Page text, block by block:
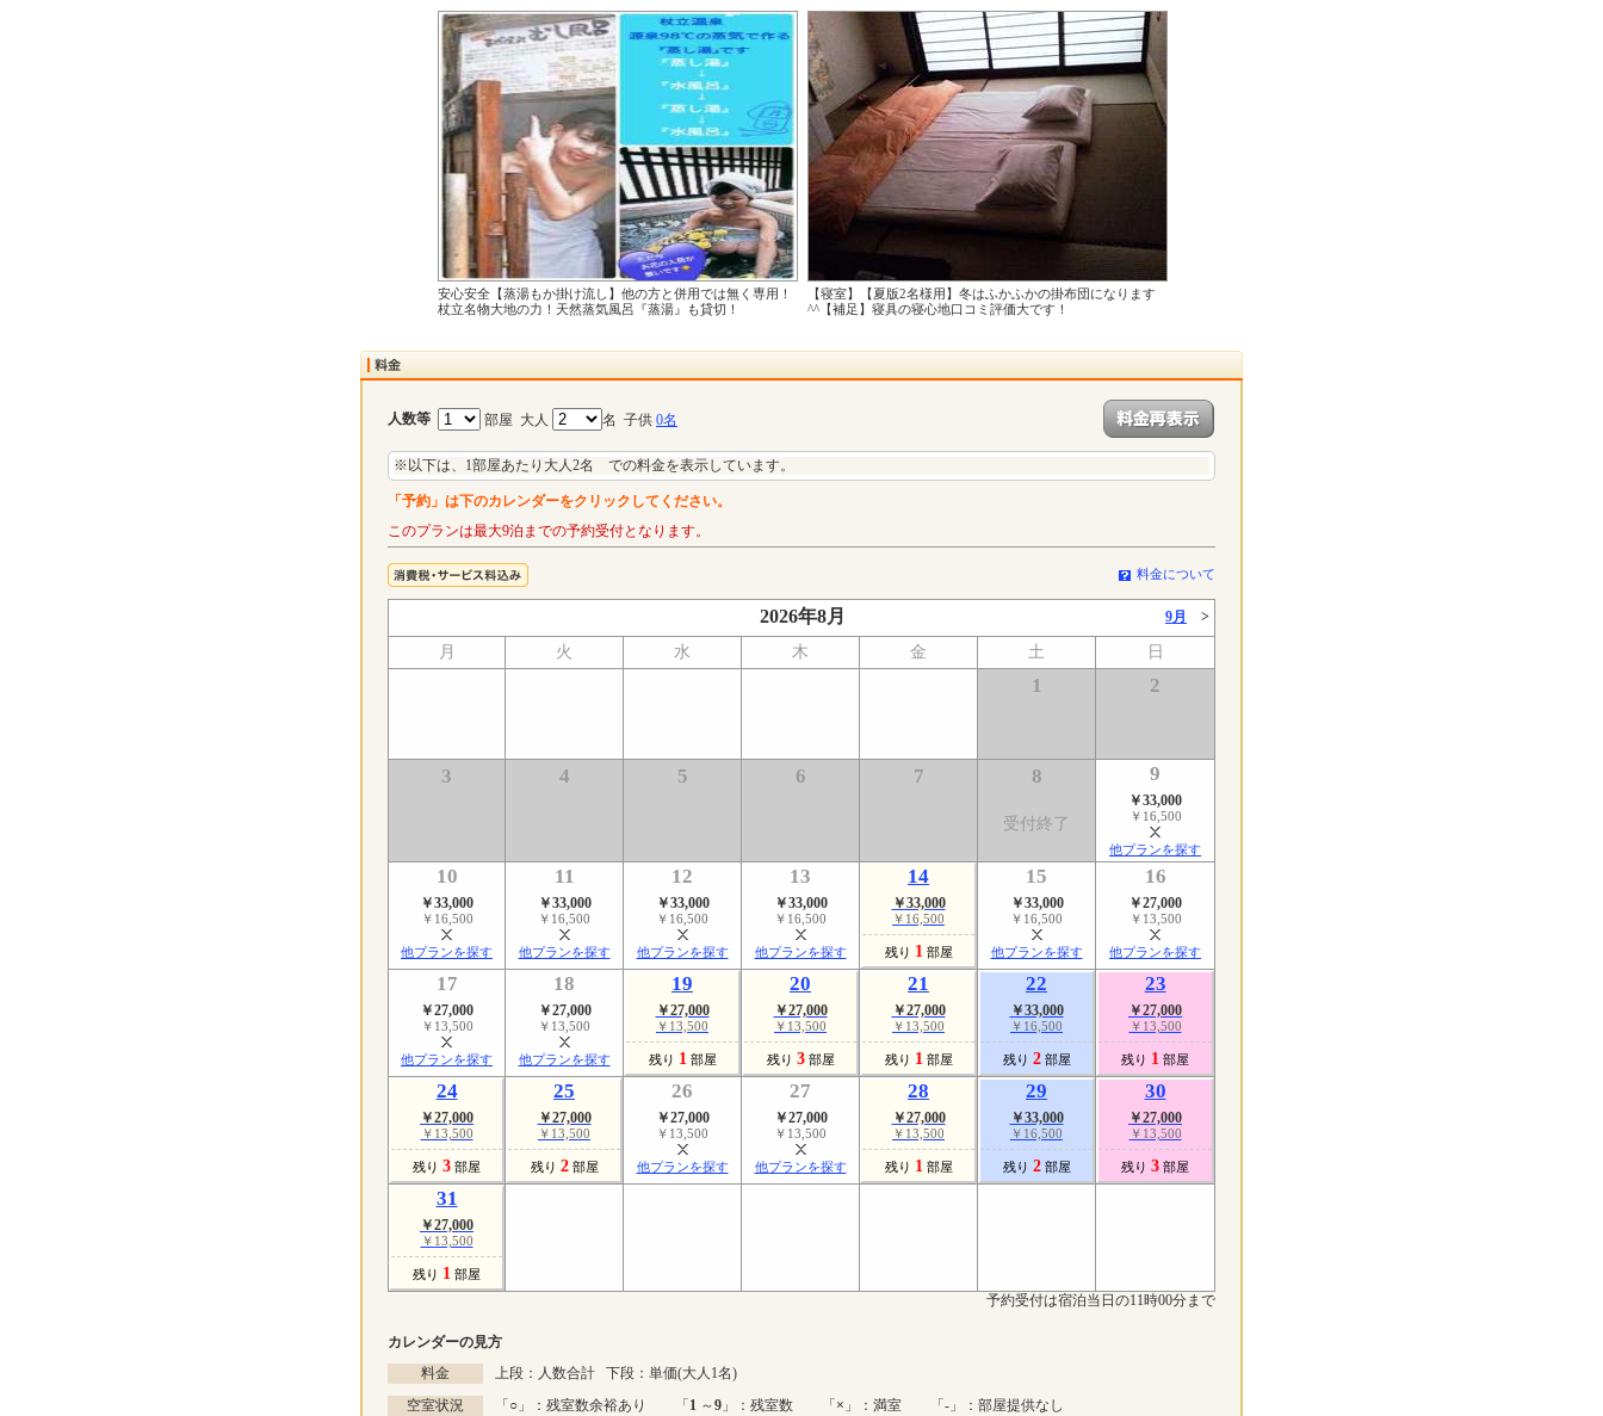
安心安全【蒸湯もか掛け流し】他の方と併用では無く専用！
杖立名物大地の力！天然蒸気風呂『蒸湯』も貸切！
【寝室】【夏版2名様用】冬はふかふかの掛布団になります
^^【補足】寝具の寝心地口コミ評価大です！
人数等 部屋 大人 名 子供 0名
※以下は、1部屋あたり大人2名 での料金を表示しています。
「予約」は下のカレンダーをクリックしてください。
このプランは最大9泊までの予約受付となります。
料金について
2026年8月 9月 >
月 火 水 木 金 土 日
1 2
3 4 5 6 7 8
受付終了
9
￥33,000
￥16,500
他プランを探す
10
￥33,000
￥16,500
他プランを探す
11
￥33,000
￥16,500
他プランを探す
12
￥33,000
￥16,500
他プランを探す
13
￥33,000
￥16,500
他プランを探す
14
￥33,000
￥16,500
残り 1 部屋
15
￥33,000
￥16,500
他プランを探す
16
￥27,000
￥13,500
他プランを探す
17
￥27,000
￥13,500
他プランを探す
18
￥27,000
￥13,500
他プランを探す
19
￥27,000
￥13,500
残り 1 部屋
20
￥27,000
￥13,500
残り 3 部屋
21
￥27,000
￥13,500
残り 1 部屋
22
￥33,000
￥16,500
残り 2 部屋
23
￥27,000
￥13,500
残り 1 部屋
24
￥27,000
￥13,500
残り 3 部屋
25
￥27,000
￥13,500
残り 2 部屋
26
￥27,000
￥13,500
他プランを探す
27
￥27,000
￥13,500
他プランを探す
28
￥27,000
￥13,500
残り 1 部屋
29
￥33,000
￥16,500
残り 2 部屋
30
￥27,000
￥13,500
残り 3 部屋
31
￥27,000
￥13,500
残り 1 部屋
予約受付は宿泊当日の11時00分まで
カレンダーの見方
料金
上段：人数合計 下段：単価(大人1名)
空室状況
「 ○ 」：残室数余裕あり 「 1 ～9 」：残室数 「 × 」：満室 「-」：部屋提供なし